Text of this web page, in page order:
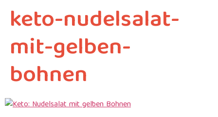
keto-nudelsalat-
mit-gelben-
bohnen